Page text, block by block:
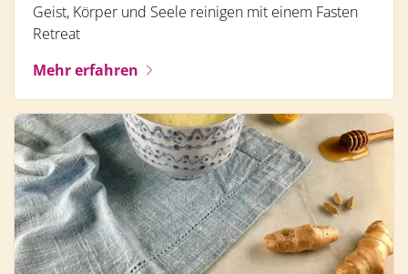
Geist, Körper und Seele reinigen mit einem Fasten
Retreat
Mehr erfahren